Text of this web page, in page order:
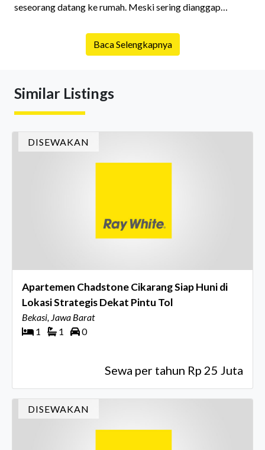
seseorang datang ke rumah. Meski sering dianggap
penting dalam menciptakan kesan pertama terhadap
Baca Selengkapnya
Similar Listings
DISEWAKAN
Apartemen Chadstone Cikarang Siap Huni di
Lokasi Strategis Dekat Pintu Tol
Bekasi, Jawa Barat
1
1 0
Sewa per tahun Rp 25 Juta
DISEWAKAN